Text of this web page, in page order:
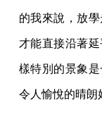
的我來說，放
才能直接沿著
樣特別的景象
令人愉悅的晴朗